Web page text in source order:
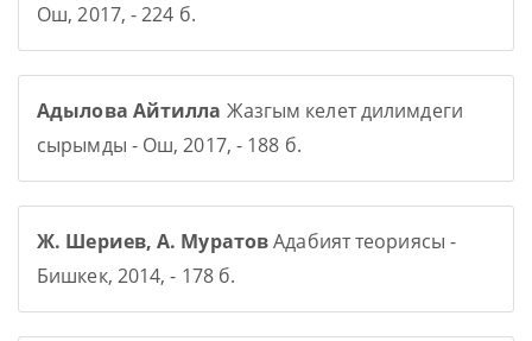
Ош, 2017, - 224 б.
Адылова Айтилла Жазгым келет дилимдеги
сырымды - Ош, 2017, - 188 б.
Ж. Шериев, А. МуратовАдабият теориясы -
Бишкек, 2014, - 178 б.